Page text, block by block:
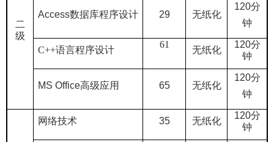
二
级
Access数据库程序设计 29 无纸化
120分
钟
C++语言程序设计
61
无纸化
120分
钟
MS Office高级应用 65 无纸化
120分
钟
网络技术 35 无纸化
120分
钟